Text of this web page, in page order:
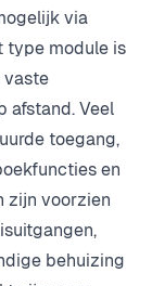
via
type module is
vaste
afstand. Veel
toegang,
en
zijn voorzien
behuizing